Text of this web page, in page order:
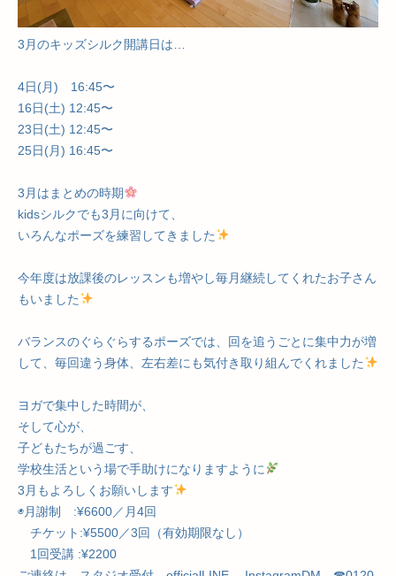
3月のキッズシルク開講日は…
4日(月) 16:45〜
16日(土) 12:45〜
23日(土) 12:45〜
25日(月) 16:45〜
3月はまとめの時期
kidsシルクでも3月に向けて、
いろんなポーズを練習してきました
今年度は放課後のレッスンも増やし毎月継続してくれたお子さん
もいました
バランスのぐらぐらするポーズでは、回を追うごとに集中力が増
して、毎回違う身体、左右差にも気付き取り組んでくれました
ヨガで集中した時間が、
そして心が、
子どもたちが過ごす、
学校生活という場で手助けになりますように
3月もよろしくお願いします
◉月謝制 :¥6600／月4回
チケット:¥5500／3回（有効期限なし）
1回受講 :¥2200